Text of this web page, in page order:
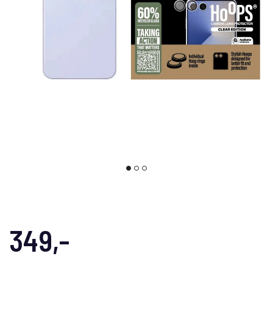
349,-